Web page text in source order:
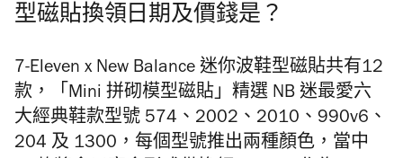
型磁貼換領日期及價錢是？
7-Eleven x New Balance 迷你波鞋型磁貼共有12
款，「Mini 拼砌模型磁貼」精選 NB 迷最愛六
大經典鞋款型號 574、2002、2010、990v6、
204 及 1300，每個型號推出兩種顏色，當中